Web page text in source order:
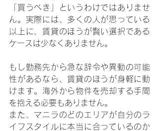
「買うべき」というわけではありませ
ん。実際には、多くの人が思っている
以上に、賃貸のほうが賢い選択である
ケースは少なくありません。
もし勤務先から急な辞令や異動の可能
性があるなら、賃貸のほうが身軽に動
けます。海外から物件を売却する手間
を抱える必要もありません。
また、マニラのどのエリアが自分のラ
イフスタイルに本当に合っているのか